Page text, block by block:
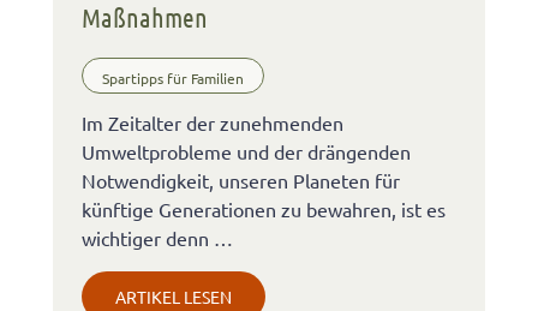
Maßnahmen
Spartipps für Familien
Im Zeitalter der zunehmenden
Umweltprobleme und der drängenden
Notwendigkeit, unseren Planeten für
künftige Generationen zu bewahren, ist es
wichtiger denn …
ARTIKEL LESEN